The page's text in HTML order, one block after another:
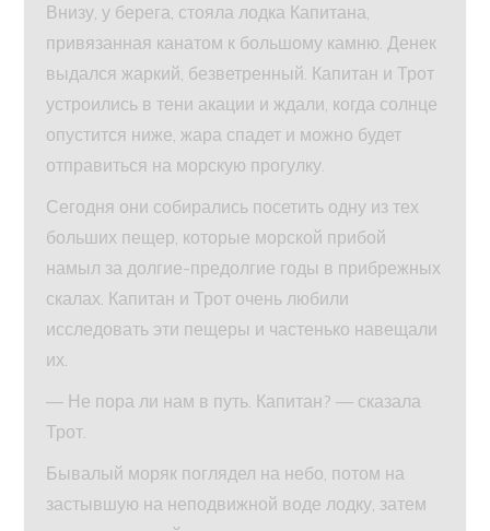
Внизу, у берега, стояла лодка Капитана,
привязанная канатом к большому камню. Денек
выдался жаркий, безветренный. Капитан и Трот
устроились в тени акации и ждали, когда солнце
опустится ниже, жара спадет и можно будет
отправиться на морскую прогулку.
Сегодня они собирались посетить одну из тех
больших пещер, которые морской прибой
намыл за долгие-предолгие годы в прибрежных
скалах. Капитан и Трот очень любили
исследовать эти пещеры и частенько навещали
их.
— Не пора ли нам в путь. Капитан? — сказала
Трот.
Бывалый моряк поглядел на небо, потом на
застывшую на неподвижной воде лодку, затем